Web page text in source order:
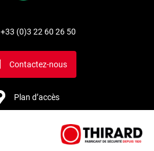
+33 (0)3 22 60 26 50
Contactez-nous
Plan d’accès